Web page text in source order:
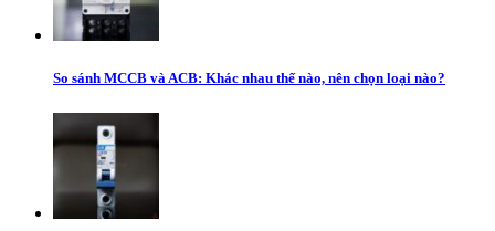
So sánh MCCB và ACB: Khác nhau thế nào, nên chọn loại nào?